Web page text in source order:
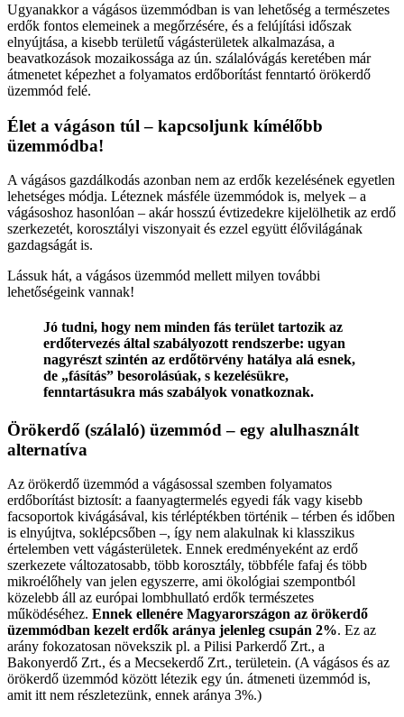
Ugyanakkor a vágásos üzemmódban is van lehetőség a természetes
erdők fontos elemeinek a megőrzésére, és a felújítási időszak
elnyújtása, a kisebb területű vágásterületek alkalmazása, a
beavatkozások mozaikossága az ún. szálalóvágás keretében már
átmenetet képezhet a folyamatos erdőborítást fenntartó örökerdő
üzemmód felé.
Élet a vágáson túl – kapcsoljunk kímélőbb
üzemmódba!
A vágásos gazdálkodás azonban nem az erdők kezelésének egyetlen
lehetséges módja. Léteznek másféle üzemmódok is, melyek – a
vágásoshoz hasonlóan – akár hosszú évtizedekre kijelölhetik az erdő
szerkezetét, korosztályi viszonyait és ezzel együtt élővilágának
gazdagságát is.
Lássuk hát, a vágásos üzemmód mellett milyen további
lehetőségeink vannak!
Jó tudni, hogy nem minden fás terület tartozik az
erdőtervezés által szabályozott rendszerbe: ugyan
nagyrészt szintén az erdőtörvény hatálya alá esnek,
de „fásítás” besorolásúak, s kezelésükre,
fenntartásukra más szabályok vonatkoznak.
Örökerdő (szálaló) üzemmód – egy alulhasznált
alternatíva
Az örökerdő üzemmód a vágásossal szemben folyamatos
erdőborítást biztosít: a faanyagtermelés egyedi fák vagy kisebb
facsoportok kivágásával, kis térléptékben történik – térben és időben
is elnyújtva, soklépcsőben –, így nem alakulnak ki klasszikus
értelemben vett vágásterületek. Ennek eredményeként az erdő
szerkezete változatosabb, több korosztály, többféle fafaj és több
mikroélőhely van jelen egyszerre, ami ökológiai szempontból
közelebb áll az európai lombhullató erdők természetes
működéséhez. Ennek ellenére Magyarországon az örökerdő
üzemmódban kezelt erdők aránya jelenleg csupán 2%. Ez az
arány fokozatosan növekszik pl. a Pilisi Parkerdő Zrt., a
Bakonyerdő Zrt., és a Mecsekerdő Zrt., területein. (A vágásos és az
örökerdő üzemmód között létezik egy ún. átmeneti üzemmód is,
amit itt nem részletezünk, ennek aránya 3%.)